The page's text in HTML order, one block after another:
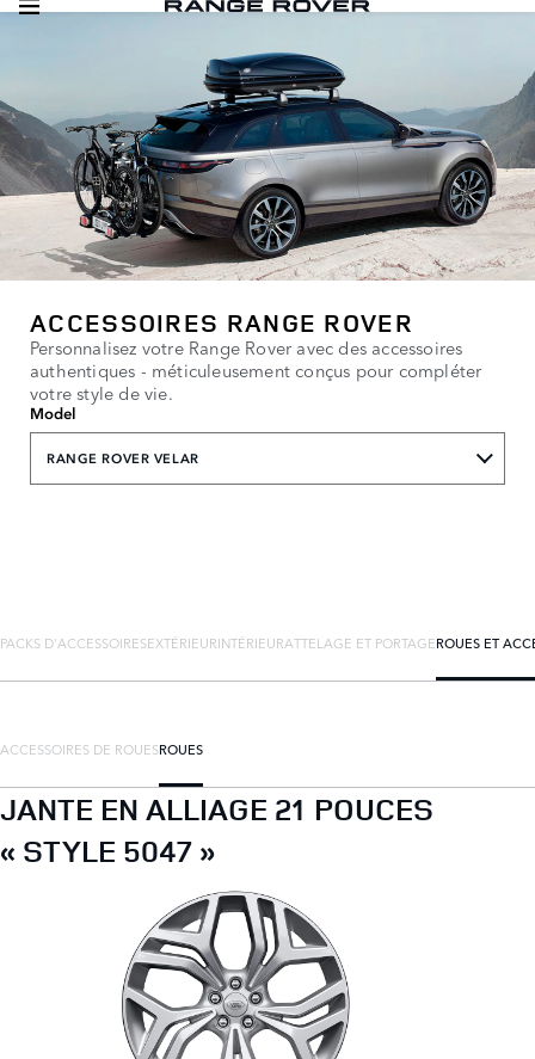
ACCESSOIRES RANGE ROVER
Personnalisez votre Range Rover avec des accessoires
authentiques - méticuleusement conçus pour compléter
votre style de vie.
Model
RANGE ROVER VELAR
PACKS D'ACCESSOIRESEXTÉRIEURINTÉRIEURATTELAGE ET PORTAGEROUES ET
ACCESSOIRES DE ROUESROUES
JANTE EN ALLIAGE 21 POUCES
« STYLE 5047 »